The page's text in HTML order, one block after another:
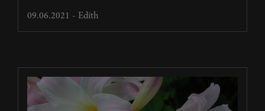
09.06.2021 - Edith